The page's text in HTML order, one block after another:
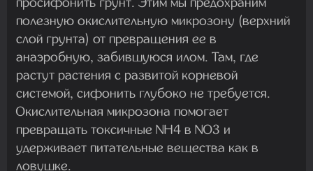
полезную окислительную микрозону (верхний
слой грунта) от превращения ее в
анаэробную, забившуюся илом. Там, где
растут растения с развитой корневой
системой, сифонить глубоко не требуется.
Окислительная микрозона помогает
превращать токсичные NH4 в NO3 и
удерживает питательные вещества как в
ловушке.